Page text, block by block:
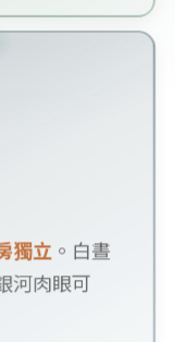
獨立 。白晝
河肉眼可